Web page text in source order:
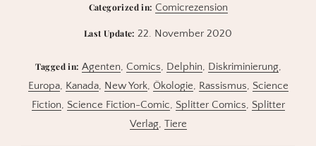
Categorized in: Comicrezension
Last Update: 22. November 2020
Tagged in: Agenten, Comics, Delphin, Diskriminierung,
Europa, Kanada, New York, Ökologie, Rassismus, Science
Fiction, Science Fiction-Comic, Splitter Comics, Splitter
Verlag, Tiere